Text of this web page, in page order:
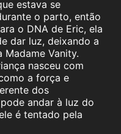
estava se
o parto, então
o DNA de Eric, ela
dar luz, deixando a
Vanity.
nasceu com
a força e
dos
andar à luz do
é tentado pela